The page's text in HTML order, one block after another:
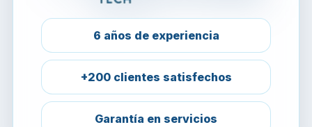
6 años de experiencia
+200 clientes satisfechos
Garantía en servicios